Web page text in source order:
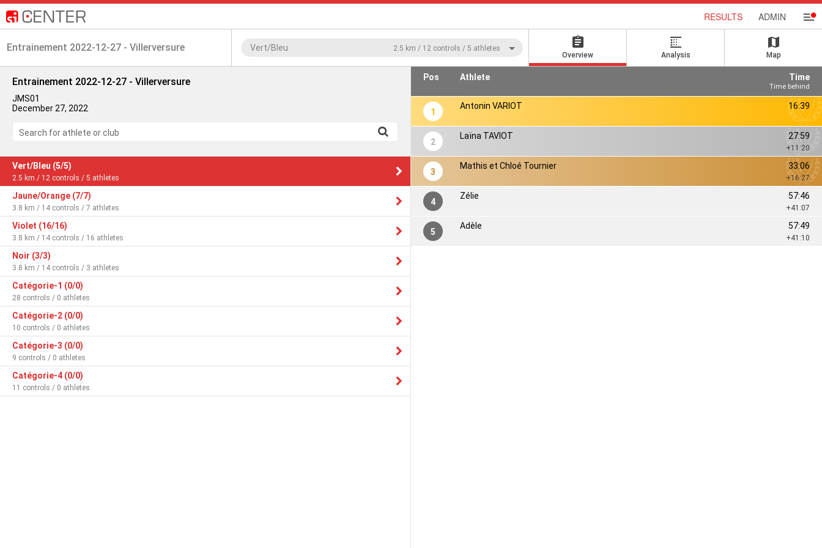
RESULTS ADMIN
Entrainement 2022-12-27 - Villerversure Vert/Bleu 2.5 km / 12 controls / 5 athletes
Overview Analysis Map
Entrainement 2022-12-27 - Villerversure
JMS01
December 27, 2022
Search for athlete or club
Vert/Bleu (5/5)
2.5 km / 12 controls / 5 athletes
Jaune/Orange (7/7)
3.8 km / 14 controls / 7 athletes
Violet (16/16)
3.8 km / 14 controls / 16 athletes
Noir (3/3)
3.8 km / 14 controls / 3 athletes
Catégorie-1 (0/0)
28 controls / 0 athletes
Catégorie-2 (0/0)
10 controls / 0 athletes
Catégorie-3 (0/0)
9 controls / 0 athletes
Catégorie-4 (0/0)
11 controls / 0 athletes
Pos Athlete Time
Time behind
1
Antonin VARIOT 16:39
2
Laïna TAVIOT 27:59
+11:20
3
Mathis et Chloé Tournier 33:06
+16:27
4
Zélie 57:46
+41:07
5
Adèle 57:49
+41:10